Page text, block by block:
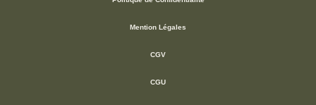
Mention Légales
CGV
CGU